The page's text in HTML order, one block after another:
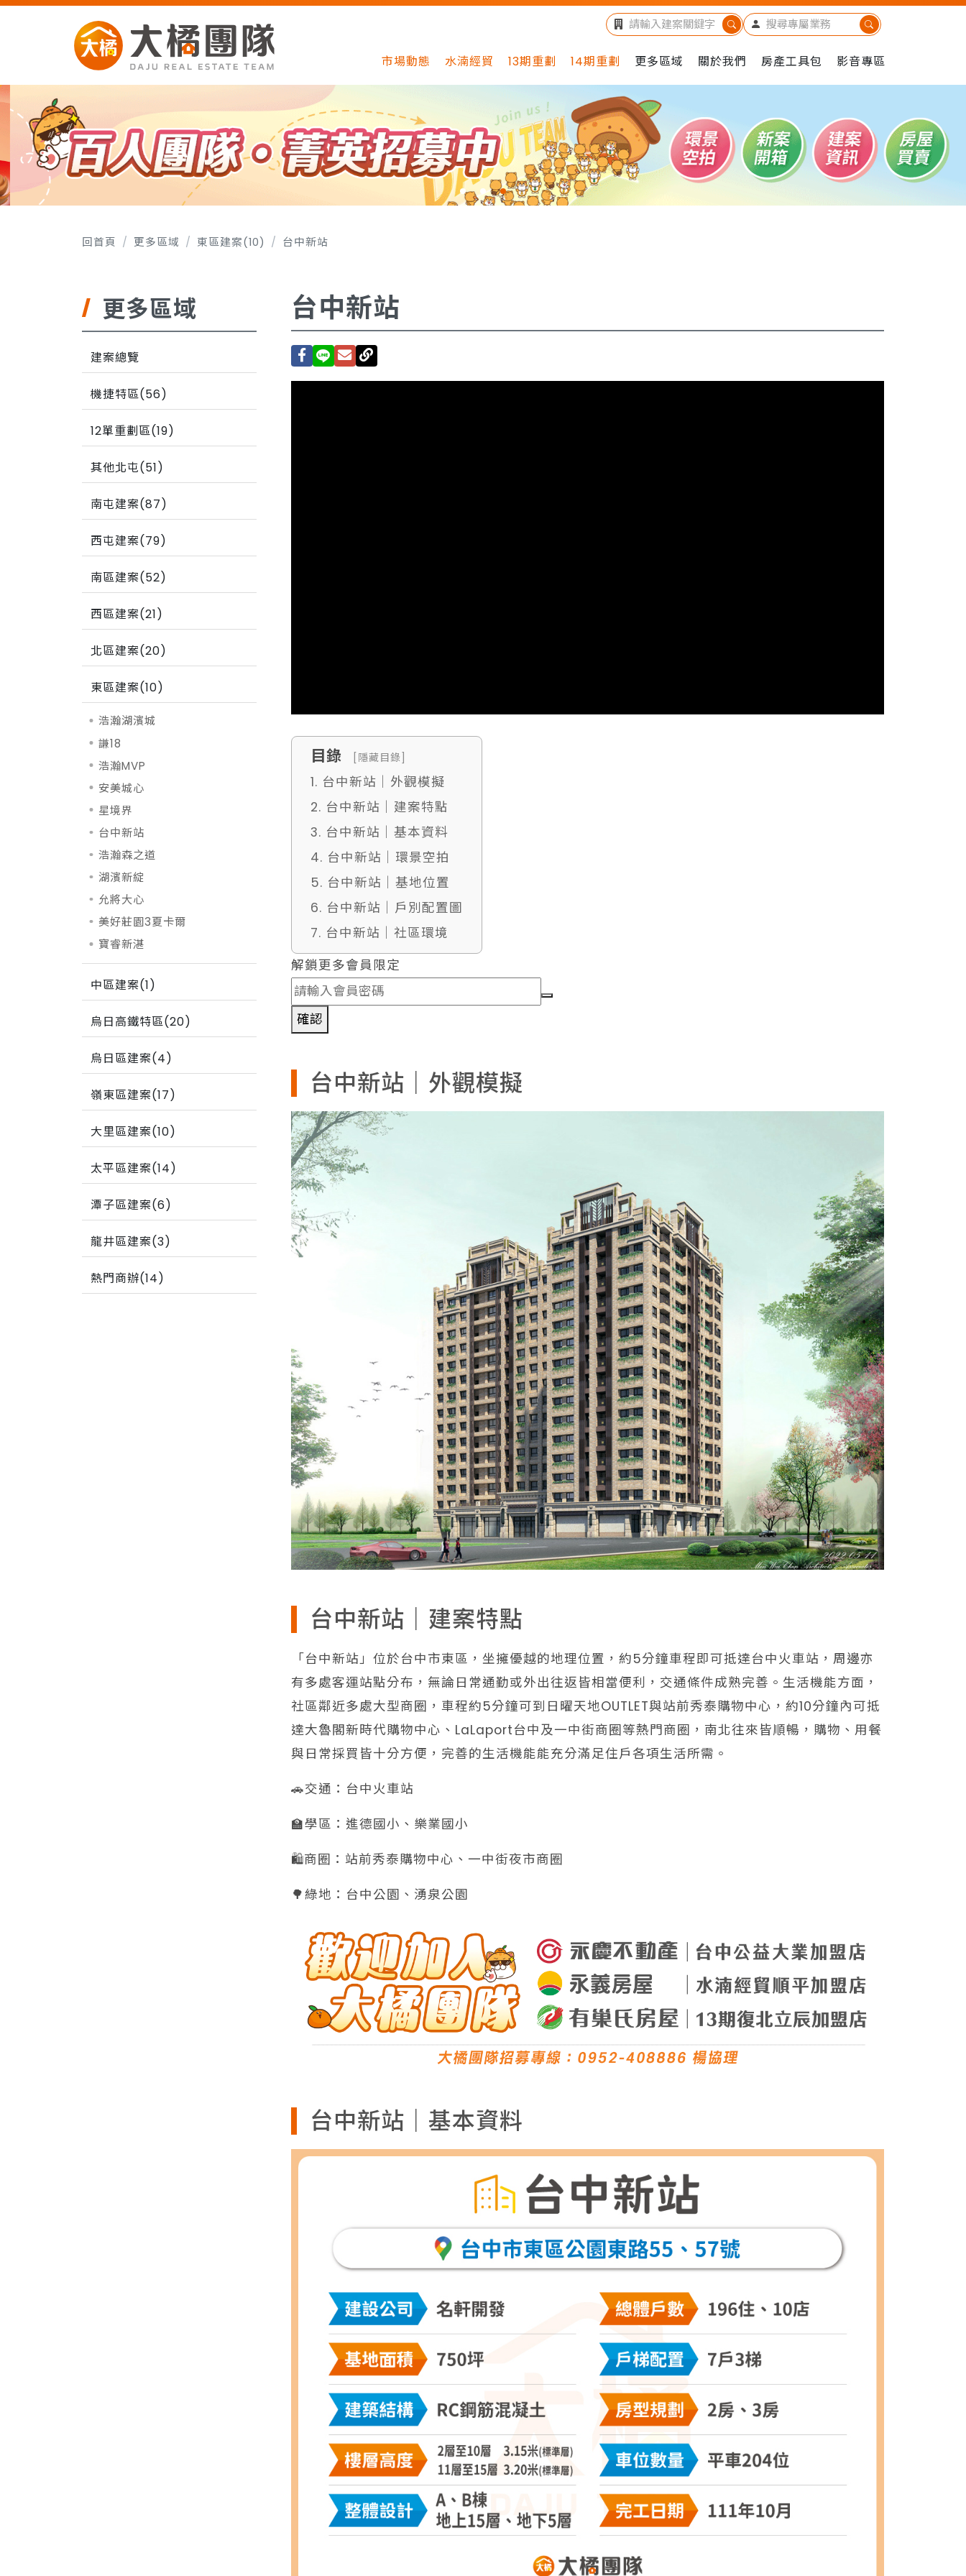
市場動態 水湳經貿 13期重劃 14期重劃 更多區域 關於我們 房產工具包 影音專區
回首頁 更多區域 東區建案(10) 台中新站
更多區域
建案總覽
機捷特區(56)
12單重劃區(19)
其他北屯(51)
南屯建案(87)
西屯建案(79)
南區建案(52)
西區建案(21)
北區建案(20)
東區建案(10)
浩瀚湖濱城
謙18
浩瀚MVP
安美城心
星境界
台中新站
浩瀚森之道
湖濱新綻
允將大心
美好莊園3夏卡爾
寶睿新湛
中區建案(1)
烏日高鐵特區(20)
烏日區建案(4)
嶺東區建案(17)
大里區建案(10)
太平區建案(14)
潭子區建案(6)
龍井區建案(3)
熱門商辦(14)
台中新站
目錄 [隱藏目錄]
1. 台中新站｜外觀模擬
2. 台中新站｜建案特點
3. 台中新站｜基本資料
4. 台中新站｜環景空拍
5. 台中新站｜基地位置
6. 台中新站｜戶別配置圖
7. 台中新站｜社區環境
解鎖更多會員限定
確認
台中新站｜外觀模擬
台中新站｜建案特點
「台中新站」位於台中市東區，坐擁優越的地理位置，約5分鐘車程即可抵達台中火車站，周邊亦
有多處客運站點分布，無論日常通勤或外出往返皆相當便利，交通條件成熟完善。生活機能方面，
社區鄰近多處大型商圈，車程約5分鐘可到日曜天地OUTLET與站前秀泰購物中心，約10分鐘內可抵
達大魯閣新時代購物中心、LaLaport台中及一中街商圈等熱門商圈，南北往來皆順暢，購物、用餐
與日常採買皆十分方便，完善的生活機能能充分滿足住戶各項生活所需。
🚗交通：台中火車站
🏫學區：進德國小、樂業國小
🛍️商圈：站前秀泰購物中心、一中街夜市商圈
🌳綠地：台中公園、湧泉公園
台中新站｜基本資料